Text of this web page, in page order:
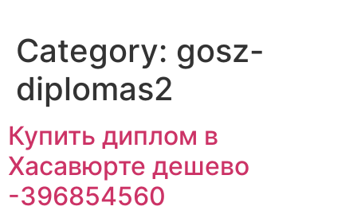
Category: gosz-
diplomas2
Купить диплом в
Хасавюрте дешево
-396854560